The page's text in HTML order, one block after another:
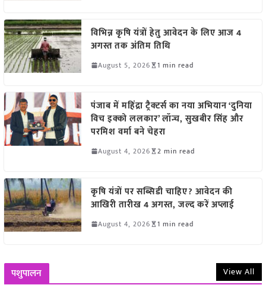
विभिन्न कृषि यंत्रों हेतु आवेदन के लिए आज 4
अगस्त तक अंतिम तिथि
August 5, 2026 1 min read
पंजाब में महिंद्रा ट्रैक्टर्स का नया अभियान ‘दुनिया
विच इक्को ललकार’ लॉन्च, सुखबीर सिंह और
परमिश वर्मा बने चेहरा
August 4, 2026 2 min read
कृषि यंत्रों पर सब्सिडी चाहिए? आवेदन की
आखिरी तारीख 4 अगस्त, जल्द करें अप्लाई
August 4, 2026 1 min read
पशुपालन View All